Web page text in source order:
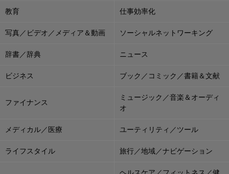
教育 仕事効率化
写真／ビデオ／メディア＆動画 ソーシャルネットワーキング
辞書／辞典 ニュース
ビジネス ブック／コミック／書籍＆文献
ファイナンス
ミュージック／音楽＆オーディ
オ
メディカル／医療 ユーティリティ／ツール
ライフスタイル 旅行／地域／ナビゲーション